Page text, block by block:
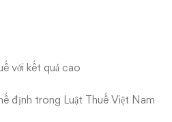
với kết quả cao
định trong Luật Thuế Việt Nam